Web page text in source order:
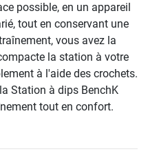
possible, en un appareil
tout en conservant une
vous avez la
la station à votre
à l'aide des crochets.
Station à dips BenchK
tout en confort.